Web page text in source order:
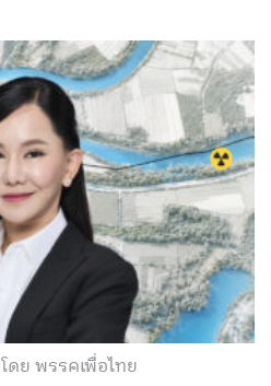
โดย พรรคเพื่อไทย